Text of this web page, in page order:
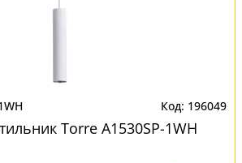
196049
Torre A1530SP-1WH